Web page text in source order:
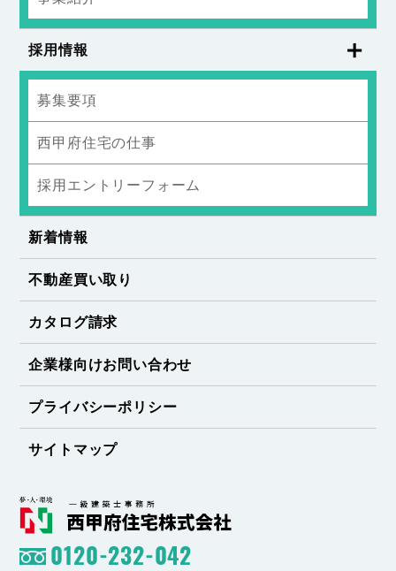
採用情報
募集要項
西甲府住宅の仕事
採用エントリーフォーム
新着情報
不動産買い取り
カタログ請求
企業様向けお問い合わせ
プライバシーポリシー
サイトマップ
0120-232-042